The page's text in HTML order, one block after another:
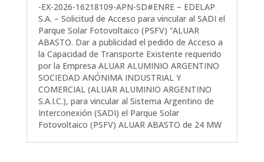
-EX-2026-16218109-APN-SD#ENRE – EDELAP
S.A. – Solicitud de Acceso para vincular al SADI el
Parque Solar Fotovoltaico (PSFV) “ALUAR
ABASTO. Dar a publicidad el pedido de Acceso a
la Capacidad de Transporte Existente requerido
por la Empresa ALUAR ALUMINIO ARGENTINO
SOCIEDAD ANÓNIMA INDUSTRIAL Y
COMERCIAL (ALUAR ALUMINIO ARGENTINO
S.A.I.C.), para vincular al Sistema Argentino de
Interconexión (SADI) el Parque Solar
Fotovoltaico (PSFV) ALUAR ABASTO de 24 MW